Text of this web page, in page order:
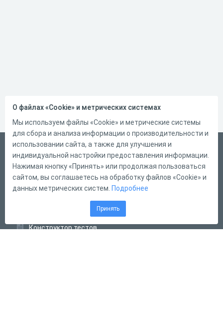
Русский
Справка
Форма обратной связи
Конструктор тестов
О файлах «Cookie» и метрических системах
Мы используем файлы «Cookie» и метрические системы
для сбора и анализа информации о производительности и
использовании сайта, а также для улучшения и
индивидуальной настройки предоставления информации.
Нажимая кнопку «Принять» или продолжая пользоваться
сайтом, вы соглашаетесь на обработку файлов «Cookie» и
данных метрических систем. Подробнее
Принять